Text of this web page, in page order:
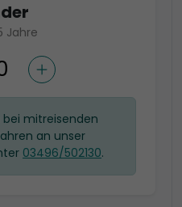
Jahre
bei mitreisenden
an unser
03496/502130.